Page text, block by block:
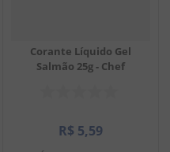
Corante Líquido Gel
Salmão 25g - Chef
R$ 5,59